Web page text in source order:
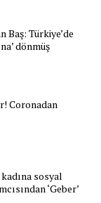
Baş: Türkiye’de
dönmüş
Coronadan
kadına sosyal
‘Geber’